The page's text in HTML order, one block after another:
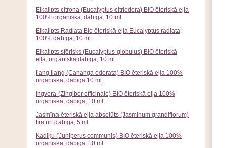
Eikalipts citrona (Eucalyptus citriodora) BIO ēteriskā eļļa
100% organiska, dabīga, 10 ml
Eikalipts Radiata Bio ēteriskā eļļa Eucalyptus radiata,
100% dabīga, 10 ml
Eikalipts sfērisks (Eucalyptus globulus) BIO ēteriskā
eļļa, organiska dabīga, 10 ml
Ilang Ilang (Cananga odorata) BIO ēteriskā eļļa 100%
organiska, dabīga 10 ml
Ingvera (Zingiber officinale) BIO ēteriskā eļļa 100%
organiska, dabīga, 10 ml
Jasmīna ēteriskā eļļa absolūts (Jasminum grandiflorum)
tīra un dabīga, 5 ml
Kadiķu (Juniperus communis) BIO ēteriskā eļļa 100%
organiska, dabīga, 10 ml